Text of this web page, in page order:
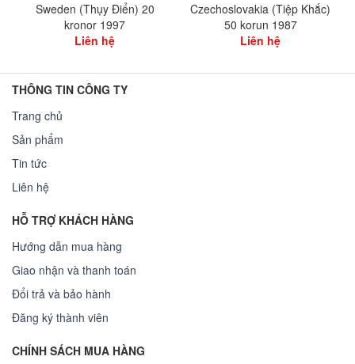
Sweden (Thụy Điển) 20
kronor 1997
Liên hệ
Czechoslovakia (Tiệp Khắc)
50 korun 1987
Liên hệ
THÔNG TIN CÔNG TY
Trang chủ
Sản phẩm
Tin tức
Liên hệ
HỖ TRỢ KHÁCH HÀNG
Hướng dẫn mua hàng
Giao nhận và thanh toán
Đổi trả và bảo hành
Đăng ký thành viên
CHÍNH SÁCH MUA HÀNG